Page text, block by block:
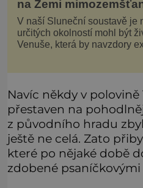
na Zemi
V naší Sluneční soustavě je
určitých okolností mohl být
Venuše, která by navzdory
smrtícímu složení
Navíc někdy v polovině
přestaven na
z původního hradu
ještě ne celá. Zato
které po nějaké době
zdobené psaníčkovými